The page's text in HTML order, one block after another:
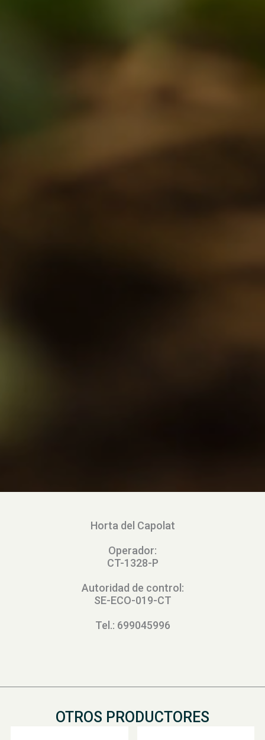
Horta del Capolat
Operador:
CT-1328-P
Autoridad de control:
SE-ECO-019-CT
Tel.: 699045996
OTROS PRODUCTORES